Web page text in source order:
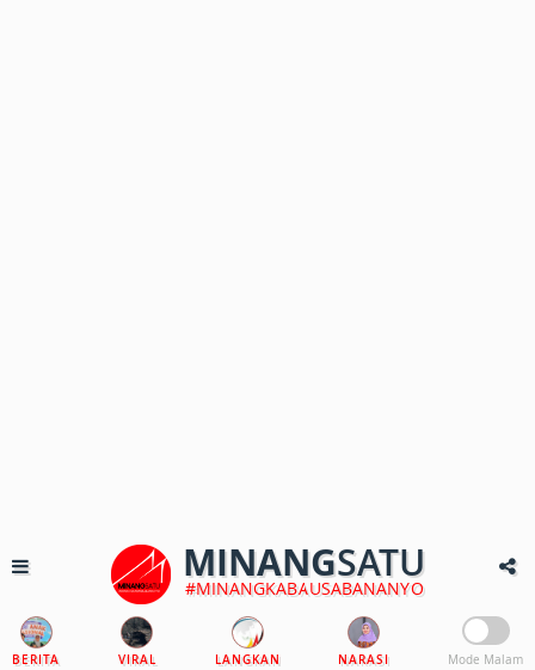
MINANGSATU
#MINANGKABAUSABANANYO
BERITA VIRAL LANGKAN NARASI Mode Malam